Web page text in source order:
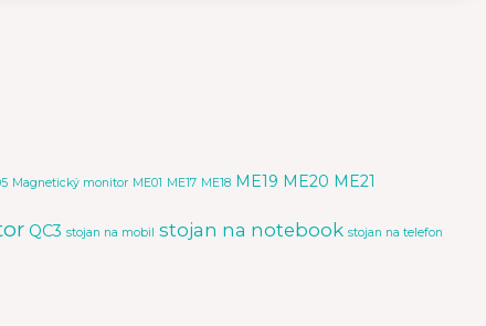
Magnetický monitor ME01 ME17 ME18 ME19 ME20 ME21
QC3 stojan na mobil stojan na notebook stojan na telefon